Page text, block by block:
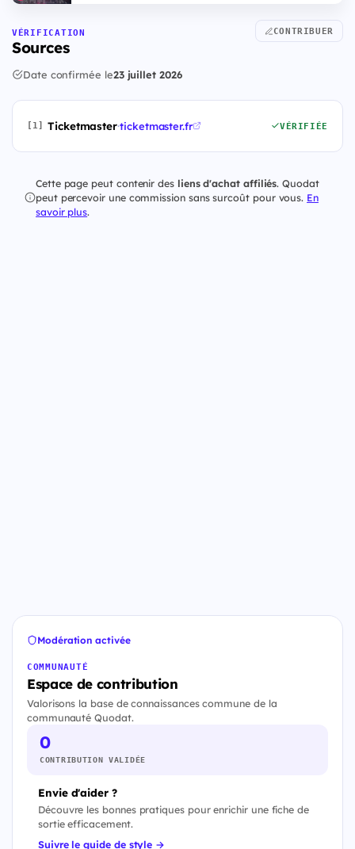
VÉRIFICATION
Sources
CONTRIBUER
Date confirmée le23 juillet 2026
[1] Ticketmaster·ticketmaster.fr VÉRIFIÉE
Cette page peut contenir des liens d'achat affiliés. Quodat
peut percevoir une commission sans surcoût pour vous. En
savoir plus.
Modération activée
COMMUNAUTÉ
Espace de contribution
Valorisons la base de connaissances commune de la
communauté Quodat.
0
CONTRIBUTION VALIDÉE
Envie d'aider ?
Découvre les bonnes pratiques pour enrichir une fiche de
sortie efficacement.
Suivre le guide de style →